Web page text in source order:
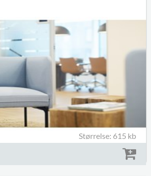
Størrelse: 615 kb